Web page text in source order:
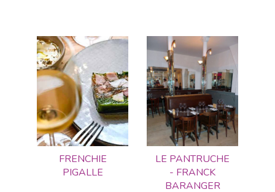
FRENCHIE
PIGALLE
LE PANTRUCHE
- FRANCK
BARANGER